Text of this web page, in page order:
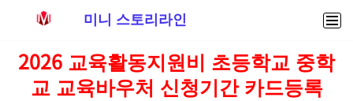
텐
미니 스토리라인
2026 교육활동지원비 초등학교 중학
교 교육바우처 신청기간 카드등록